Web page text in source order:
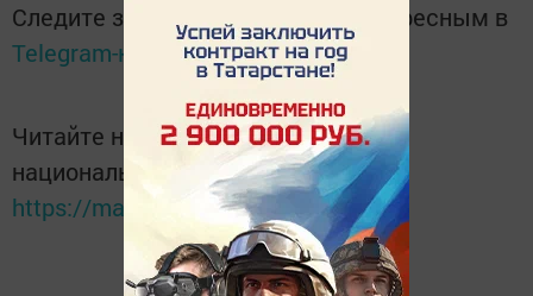
Следите за самым важным и интересным в
Telegram-каналеТатмедиа
Читайте новости Татарстана в
национальном мессенджере MАХ:
https://max.ru/tatmedia